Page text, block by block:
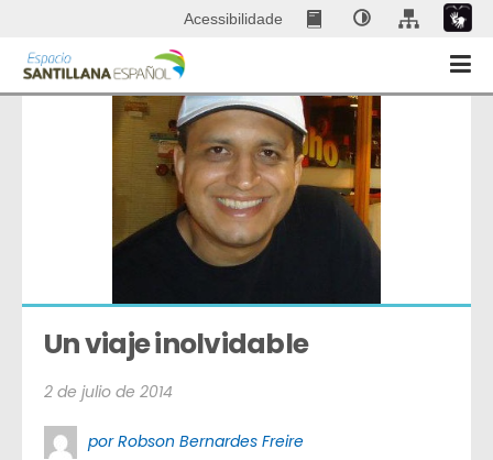
Acessibilidade
Un viaje inolvidable
2 de julio de 2014
por Robson Bernardes Freire